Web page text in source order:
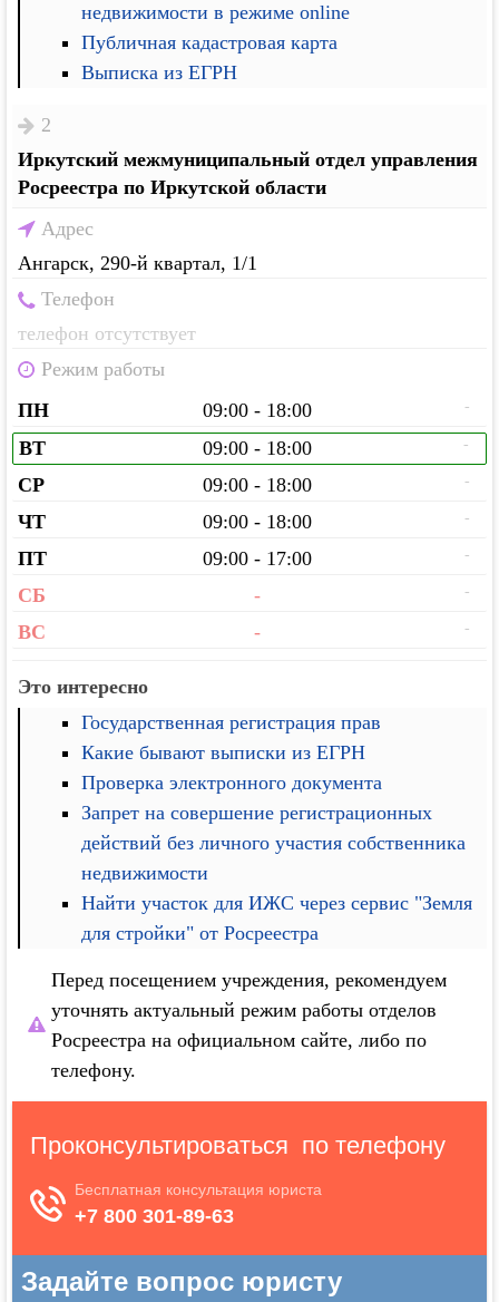
недвижимости в режиме online
Публичная кадастровая карта
Выписка из ЕГРН
2
Иркутский межмуниципальный отдел управления
Росреестра по Иркутской области
Адрес
Ангарск, 290-й квартал, 1/1
Телефон
телефон отсутствует
Режим работы
ПН
09:00 - 18:00 -
ВТ 09:00 - 18:00 -
СР 09:00 - 18:00 -
ЧТ 09:00 - 18:00 -
ПТ 09:00 - 17:00 -
СБ - -
ВС - -
Это интересно
Государственная регистрация прав
Какие бывают выписки из ЕГРН
Проверка электронного документа
Запрет на совершение регистрационных
действий без личного участия собственника
недвижимости
Найти участок для ИЖС через сервис "Земля
для стройки" от Росреестра
Перед посещением учреждения, рекомендуем
уточнять актуальный режим работы отделов
Росреестра на официальном сайте, либо по
телефону.